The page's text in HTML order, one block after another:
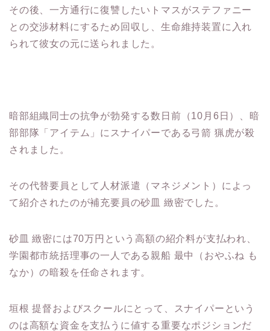
その後、一方通行に復讐したいトマスがステファニー
との交渉材料にするため回収し、生命維持装置に入れ
られて彼女の元に送られました。
暗部組織同士の抗争が勃発する数日前（10月6日）、暗
部部隊「アイテム」にスナイパーである弓箭 猟虎が殺
されました。
その代替要員として人材派遣（マネジメント）によっ
て紹介されたのが補充要員の砂皿 緻密でした。
砂皿 緻密には70万円という高額の紹介料が支払われ、
学園都市統括理事の一人である親船 最中（おやふね も
なか）の暗殺を任命されます。
垣根 提督およびスクールにとって、スナイパーという
のは高額な資金を支払うに値する重要なポジションだ